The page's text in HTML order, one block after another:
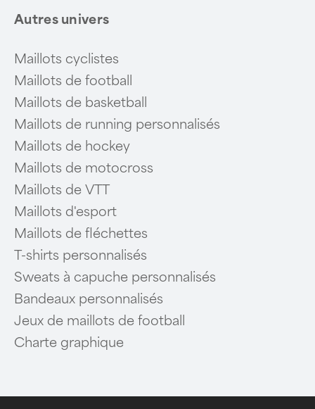
Autres univers
Maillots cyclistes
Maillots de football
Maillots de basketball
Maillots de running personnalisés
Maillots de hockey
Maillots de motocross
Maillots de VTT
Maillots d'esport
Maillots de fléchettes
T-shirts personnalisés
Sweats à capuche personnalisés
Bandeaux personnalisés
Jeux de maillots de football
Charte graphique